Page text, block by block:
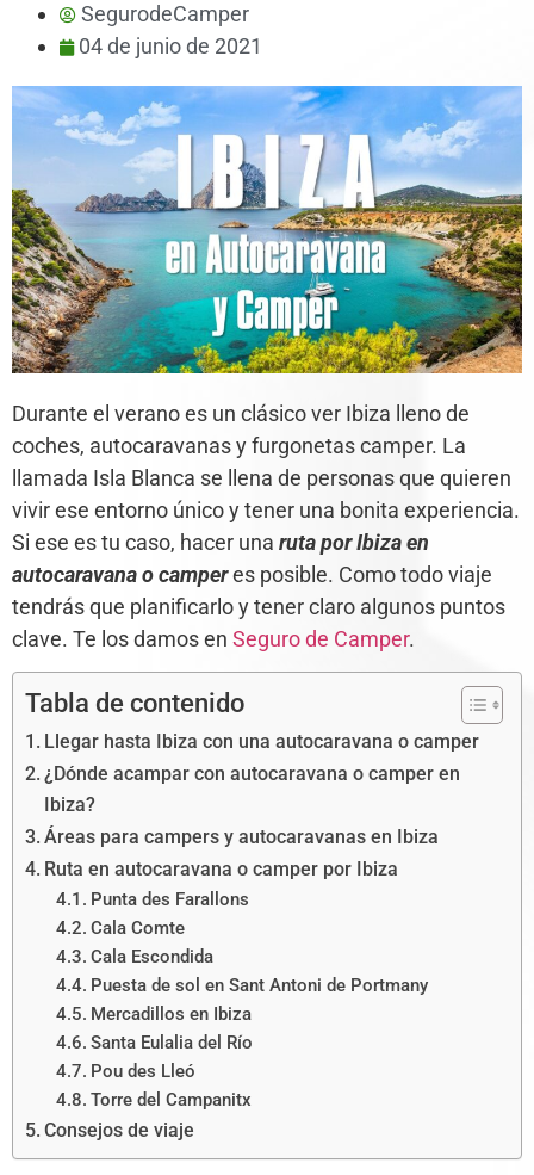
SegurodeCamper
04 de junio de 2021
Durante el verano es un clásico ver Ibiza lleno de
coches, autocaravanas y furgonetas camper. La
llamada Isla Blanca se llena de personas que quieren
vivir ese entorno único y tener una bonita experiencia.
Si ese es tu caso, hacer una ruta por Ibiza en
autocaravana o camperes posible. Como todo viaje
tendrás que planificarlo y tener claro algunos puntos
clave. Te los damos en Seguro de Camper.
Tabla de contenido
Llegar hasta Ibiza con una autocaravana o camper
¿Dónde acampar con autocaravana o camper en
Ibiza?
Áreas para campers y autocaravanas en Ibiza
Ruta en autocaravana o camper por Ibiza
Punta des Farallons
Cala Comte
Cala Escondida
Puesta de sol en Sant Antoni de Portmany
Mercadillos en Ibiza
Santa Eulalia del Río
Pou des Lleó
Torre del Campanitx
Consejos de viaje